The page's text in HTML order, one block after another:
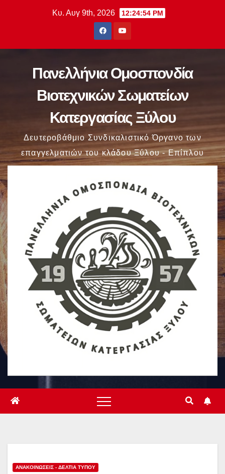
Κυ. Αυγ 9th, 2026 12:24:55 PM
Πανελλήνια Ομοσπονδία
Βιοτεχνικών Σωματείων
Κατεργασίας Ξύλου
Δευτεροβάθμιο Συνδικαλιστικό Όργανο των
επαγγελματιών του κλάδου Ξύλου - Επίπλου
ΑΝΑΚΟΙΝΏΣΕΙΣ - ΔΕΛΤΊΑ ΤΎΠΟΥ